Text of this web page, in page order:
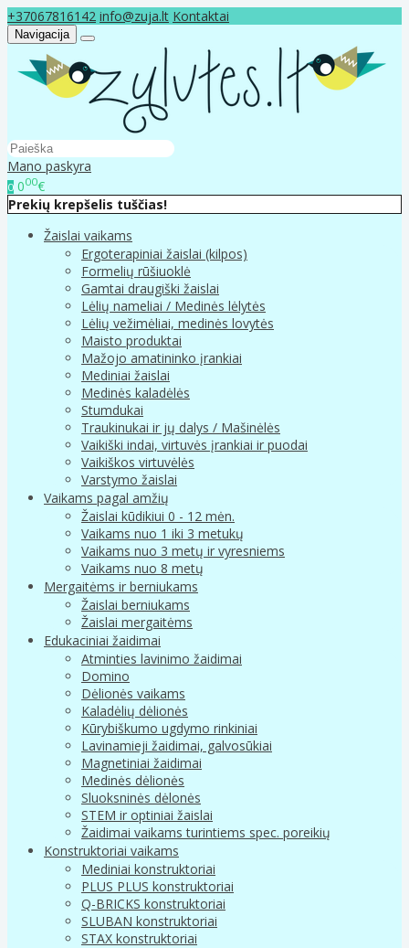
+37067816142 info@zuja.lt Kontaktai
Navigacija
Mano paskyra
0 000€
Prekių krepšelis tuščias!
Žaislai vaikams
Ergoterapiniai žaislai (kilpos)
Formelių rūšiuoklė
Gamtai draugiški žaislai
Lėlių nameliai / Medinės lėlytės
Lėlių vežimėliai, medinės lovytės
Maisto produktai
Mažojo amatininko įrankiai
Mediniai žaislai
Medinės kaladėlės
Stumdukai
Traukinukai ir jų dalys / Mašinėlės
Vaikiški indai, virtuvės įrankiai ir puodai
Vaikiškos virtuvėlės
Varstymo žaislai
Vaikams pagal amžių
Žaislai kūdikiui 0 - 12 mėn.
Vaikams nuo 1 iki 3 metukų
Vaikams nuo 3 metų ir vyresniems
Vaikams nuo 8 metų
Mergaitėms ir berniukams
Žaislai berniukams
Žaislai mergaitėms
Edukaciniai žaidimai
Atminties lavinimo žaidimai
Domino
Dėlionės vaikams
Kaladėlių dėlionės
Kūrybiškumo ugdymo rinkiniai
Lavinamieji žaidimai, galvosūkiai
Magnetiniai žaidimai
Medinės dėlionės
Sluoksninės dėlonės
STEM ir optiniai žaislai
Žaidimai vaikams turintiems spec. poreikių
Konstruktoriai vaikams
Mediniai konstruktoriai
PLUS PLUS konstruktoriai
Q-BRICKS konstruktoriai
SLUBAN konstruktoriai
STAX konstruktoriai